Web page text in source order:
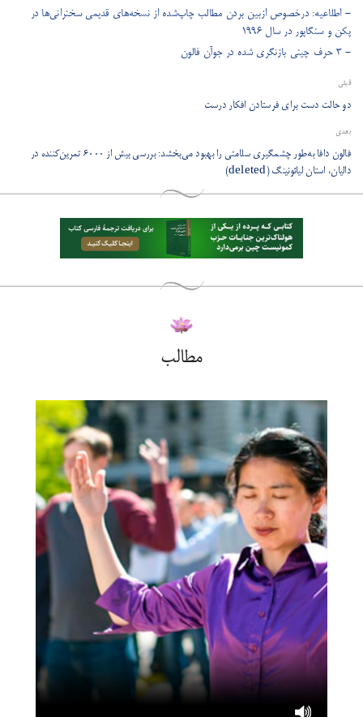
- ​اطلاعیه: درخصوص ازبین بردن مطالب چاپ‌شده از نسخه‌های قدیمی سخنرانی‌ها در
پکن و سنگاپور در سال 1996
- 3 حرف چینی بازنگری شده در جوآن فالون
قبلی
دو حالت دست براي فرستادن افکار درست
بعدی
​فالون دافا به‌طور چشمگیری سلامتی را بهبود می‌بخشد: بررسی بیش از ۶۰۰۰ تمرین‌کننده در
دالیان، استان لیائونینگ (deleted)
مطالب